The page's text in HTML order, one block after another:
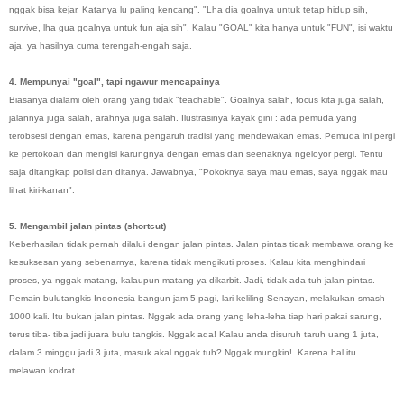
nggak bisa kejar. Katanya lu paling kencang". "Lha dia goalnya untuk tetap hidup sih,
survive, lha gua goalnya untuk fun aja sih". Kalau "GOAL" kita hanya untuk "FUN", isi waktu
aja, ya hasilnya cuma terengah-engah saja.
4. Mempunyai "goal", tapi ngawur mencapainya
Biasanya dialami oleh orang yang tidak "teachable". Goalnya salah, focus kita juga salah,
jalannya juga salah, arahnya juga salah. Ilustrasinya kayak gini : ada pemuda yang
terobsesi dengan emas, karena pengaruh tradisi yang mendewakan emas. Pemuda ini pergi
ke pertokoan dan mengisi karungnya dengan emas dan seenaknya ngeloyor pergi. Tentu
saja ditangkap polisi dan ditanya. Jawabnya, "Pokoknya saya mau emas, saya nggak mau
lihat kiri-kanan".
5. Mengambil jalan pintas (shortcut)
Keberhasilan tidak pernah dilalui dengan jalan pintas. Jalan pintas tidak membawa orang ke
kesuksesan yang sebenarnya, karena tidak mengikuti proses. Kalau kita menghindari
proses, ya nggak matang, kalaupun matang ya dikarbit. Jadi, tidak ada tuh jalan pintas.
Pemain bulutangkis Indonesia bangun jam 5 pagi, lari keliling Senayan, melakukan smash
1000 kali. Itu bukan jalan pintas. Nggak ada orang yang leha-leha tiap hari pakai sarung,
terus tiba- tiba jadi juara bulu tangkis. Nggak ada! Kalau anda disuruh taruh uang 1 juta,
dalam 3 minggu jadi 3 juta, masuk akal nggak tuh? Nggak mungkin!. Karena hal itu
melawan kodrat.